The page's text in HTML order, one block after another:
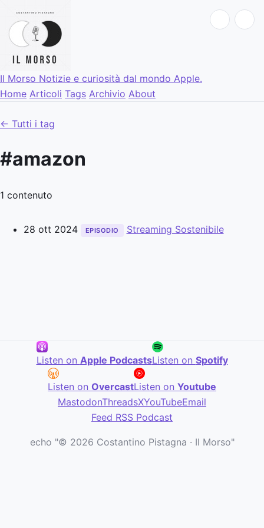
Il Morso Notizie e curiosità dal mondo Apple.
Home Articoli Tags Archivio About
← Tutti i tag
#amazon
1 contenuto
28 ott 2024 EPISODIO Streaming Sostenibile
Listen on Apple PodcastsListen on Spotify
Listen on OvercastListen on Youtube
MastodonThreadsXYouTubeEmail
Feed RSS Podcast
echo "© 2026 Costantino Pistagna · Il Morso"